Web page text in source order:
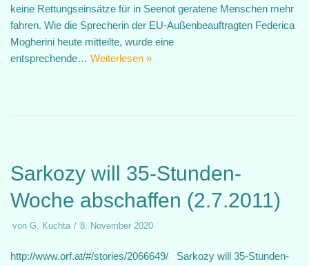
keine Rettungseinsätze für in Seenot geratene Menschen mehr
fahren. Wie die Sprecherin der EU-Außenbeauftragten Federica
Mogherini heute mitteilte, wurde eine
entsprechende… Weiterlesen »
Sarkozy will 35-Stunden-
Woche abschaffen (2.7.2011)
von G. Kuchta 8. November 2020
http://www.orf.at/#/stories/2066649/ Sarkozy will 35-Stunden-